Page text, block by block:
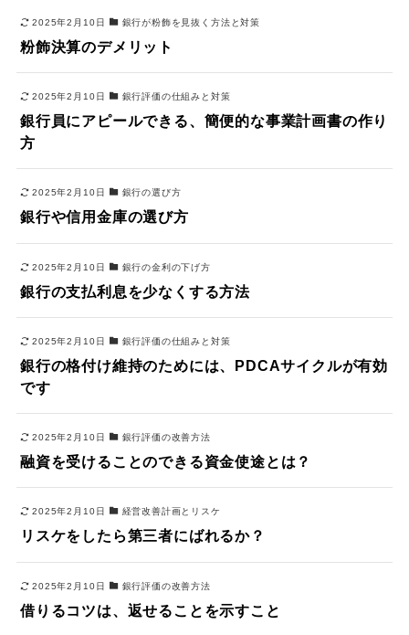
2025年2月10日 銀行が粉飾を見抜く方法と対策
粉飾決算のデメリット
2025年2月10日 銀行評価の仕組みと対策
銀行員にアピールできる、簡便的な事業計画書の作り
方
2025年2月10日 銀行の選び方
銀行や信用金庫の選び方
2025年2月10日 銀行の金利の下げ方
銀行の支払利息を少なくする方法
2025年2月10日 銀行評価の仕組みと対策
銀行の格付け維持のためには、PDCAサイクルが有効
です
2025年2月10日 銀行評価の改善方法
融資を受けることのできる資金使途とは？
2025年2月10日 経営改善計画とリスケ
リスケをしたら第三者にばれるか？
2025年2月10日 銀行評価の改善方法
借りるコツは、返せることを示すこと